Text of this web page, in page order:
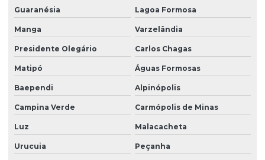
Guaranésia Lagoa Formosa
Manga Varzelândia
Presidente Olegário Carlos Chagas
Matipó Águas Formosas
Baependi Alpinópolis
Campina Verde Carmópolis de Minas
Luz Malacacheta
Urucuia Peçanha